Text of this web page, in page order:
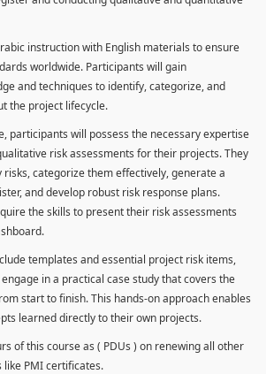
instruction with English materials to ensure
worldwide. Participants will gain
and techniques to identify, categorize, and
the project lifecycle.
participants will possess the necessary expertise
risk assessments for their projects. They
categorize them effectively, generate a
and develop robust risk response plans.
the skills to present their risk assessments
templates and essential project risk items,
in a practical case study that covers the
start to finish. This hands-on approach enables
learned directly to their own projects.
of this course as ( PDUs ) on renewing all other
PMI certificates.